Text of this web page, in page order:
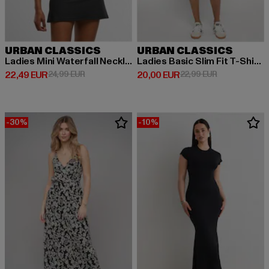
URBAN CLASSICS
Ladies Mini Waterfall Neckline Dress
22,49 EUR
Derzeitiger Preis: 22,49 EUR
24,99 EURAktionspreis: 24,99 EUR
URBAN CLASSICS
Ladies Basic Slim Fit T-Shirt Dress
20,00 EUR
Derzeitiger Preis: 20,00 EUR
22,99 EURAktionspreis:
-30% -10%